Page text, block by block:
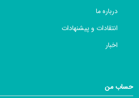
درباره ما
انتقادات و پیشنهادات
اخبار
حساب من